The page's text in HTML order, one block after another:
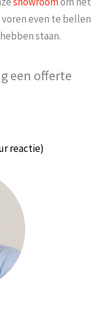
even te bellen
staan.
een offerte
reactie)